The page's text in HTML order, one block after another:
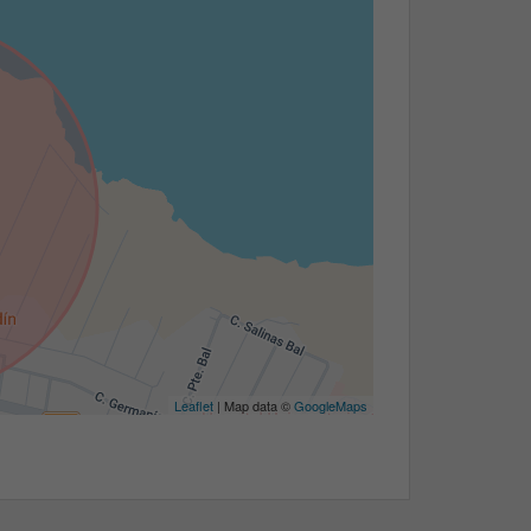
Leaflet | Map data ©GoogleMaps